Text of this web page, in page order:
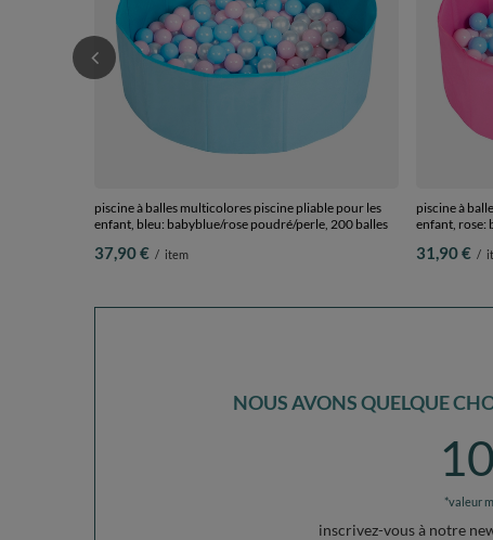
piscine à balles multicolores piscine pliable pour les
enfant, bleu: babyblue/rose poudré/perle, 200 balles
37,90 € / item
piscine à
enfant, rose:
31,90 € /
NOUS AVONS QUELQUE
*valeur
inscrivez-vous à notre